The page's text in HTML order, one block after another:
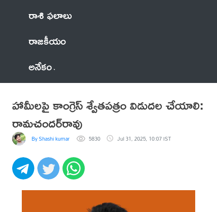
రాశి ఫలాలు
రాజకీయం
అనేకం
హామీలపై కాంగ్రెస్ శ్వేతపత్రం విడుదల చేయాలి:
రామచందర్‌రావు
By Shashi kumar 5830 Jul 31, 2025, 10:07 IST